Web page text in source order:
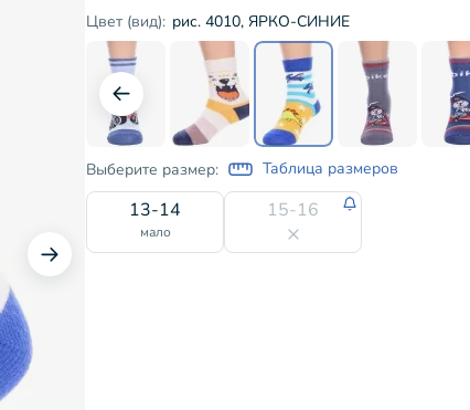
Цвет (вид): рис. 4010, ЯРКО-СИНИЕ
Выберите размер: Таблица размеров
13-14
мало
15-16